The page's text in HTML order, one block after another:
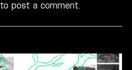
to post a comment.